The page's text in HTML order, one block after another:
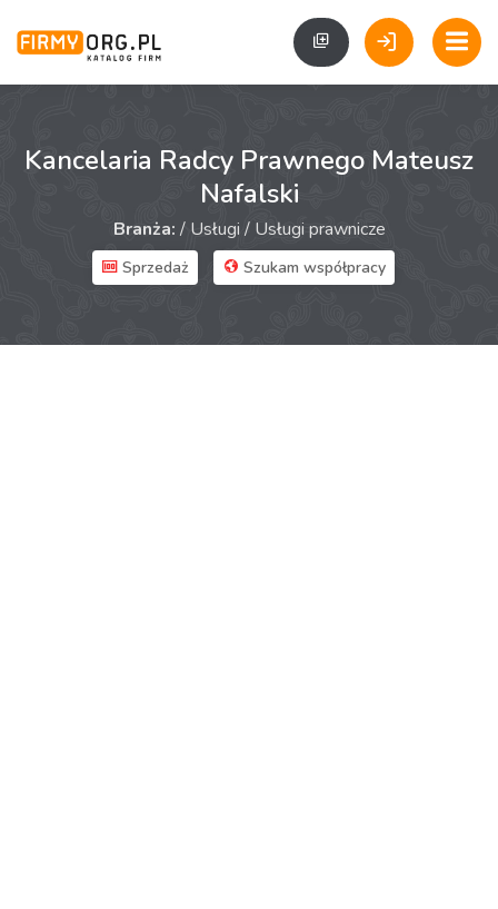
Kancelaria Radcy Prawnego Mateusz
Nafalski
Branża: / Usługi / Usługi prawnicze
Sprzedaż Szukam współpracy